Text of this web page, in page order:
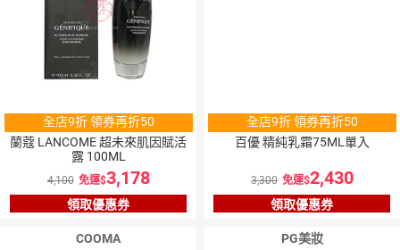
全店9折 領券再折50
蘭蔻 LANCOME 超未來肌因賦活
露 100ML
4,100 免運 3,178
領取優惠券
全店9折 領券再折50
百優 精純乳霜75ML單入
3,300 免運 2,430
領取優惠券
COOMA PG美妝